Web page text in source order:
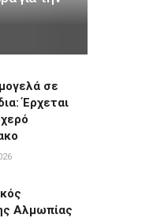
σε
Έρχεται
Αλμωπίας